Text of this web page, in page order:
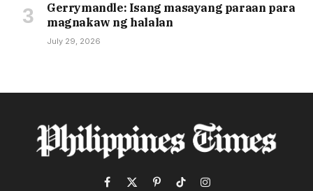
Gerrymandle: Isang masayang paraan para
magnakaw ng halalan
July 29, 2026
Facebook
X PinterestTikTokInstagram